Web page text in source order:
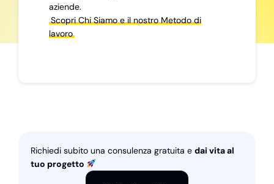
aziende.
Scopri Chi Siamo e il nostro Metodo di
lavoro
Richiedi subito una consulenza gratuita e dai vita al
tuo progetto